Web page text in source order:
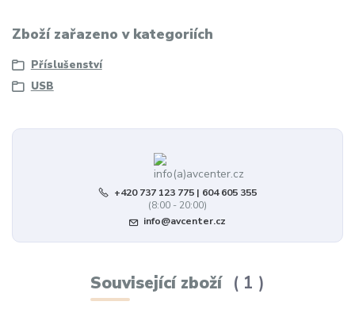
Zboží zařazeno v kategoriích
Příslušenství
USB
+420 737 123 775 | 604 605 355
(8:00 - 20:00)
info@avcenter.cz
Související zboží 1